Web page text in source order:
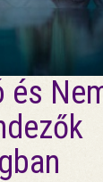
és